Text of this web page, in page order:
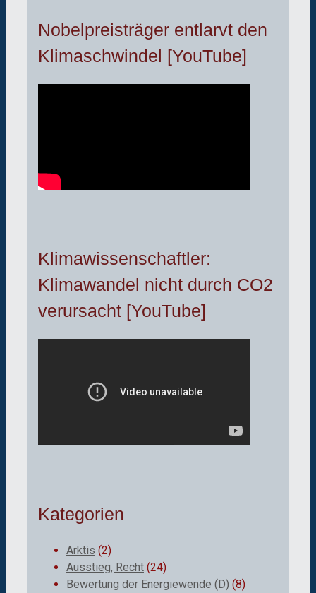
Nobelpreisträger entlarvt den
Klimaschwindel [YouTube]
Klimawissenschaftler:
Klimawandel nicht durch CO2
verursacht [YouTube]
Kategorien
Arktis (2)
Ausstieg, Recht (24)
Bewertung der Energiewende (D) (8)